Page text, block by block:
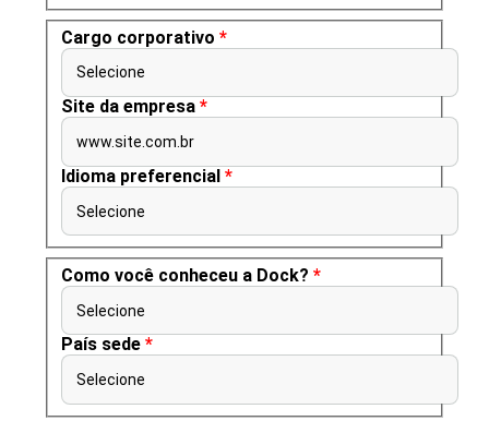
Cargo corporativo *
Selecione
Site da empresa *
www.site.com.br
Idioma preferencial *
Selecione
Como você conheceu a Dock? *
Selecione
País sede *
Selecione